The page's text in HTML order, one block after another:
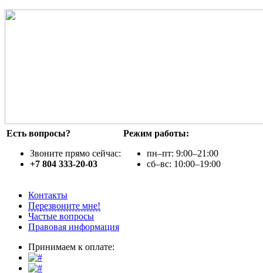
Есть вопросы?
Звоните прямо сейчас:
+7 804 333-20-03
Режим работы:
пн–пт: 9:00–21:00
сб–вс: 10:00–19:00
Контакты
Перезвоните мне!
Частые вопросы
Правовая информация
Принимаем к оплате: